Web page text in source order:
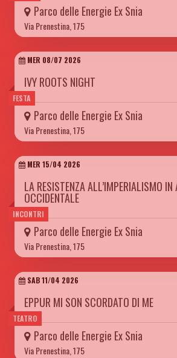
Parco delle Energie Ex Snia
Via Prenestina, 175
FESTA
MER 08/07 2026
IVY ROOTS NIGHT
Parco delle Energie Ex Snia
Via Prenestina, 175
INCONTRI
MER 15/04 2026
LA RESISTENZA ALL’IMPERIALISMO IN
OCCIDENTALE
Parco delle Energie Ex Snia
Via Prenestina, 175
TEATRO
SAB 11/04 2026
EPPUR MI SON SCORDATO DI ME
Parco delle Energie Ex Snia
Via Prenestina, 175